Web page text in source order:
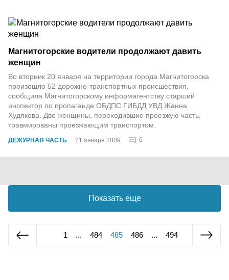
ДЕЖУРНАЯ ЧАСТЬ 21 января 2009 6
Магнитогорские водители продолжают давить
женщин
Во вторник 20 января на территории города Магнитогорска
произошло 52 дорожно-транспортных происшествия,
сообщила Магнитогорскому информагентству старший
инспектор по пропаганде ОБДПС ГИБДД УВД Жанна
Худякова. Две женщины, переходившие проезжую часть,
травмированы проезжающим транспортом.
Показать еще
1 ... 484 485 486 ... 494